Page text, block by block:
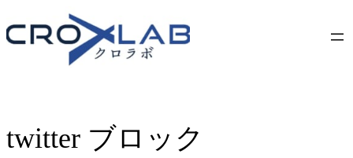
to
content
twitter ブロック